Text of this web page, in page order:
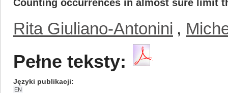
Counting occurrences in almost sure limit
Rita Giuliano-Antonini ,
Pełne teksty:
Języki publikacji
EN